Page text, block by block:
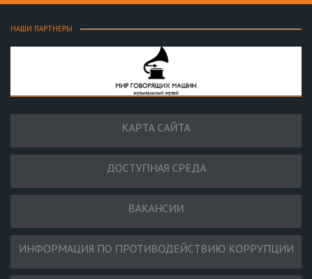
НАШИ ПАРТНЕРЫ
КАРТА САЙТА
ДОСТУПНАЯ СРЕДА
ВАКАНСИИ
ИНФОРМАЦИЯ ПО ПРОТИВОДЕЙСТВИЮ КОРРУПЦИИ